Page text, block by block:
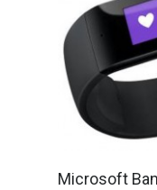
Microsoft